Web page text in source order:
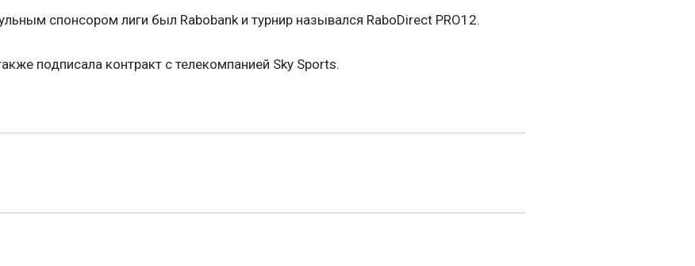
спонсором лиги был Rabobank и турнир назывался RaboDirect PRO12.
подписала контракт с телекомпанией Sky Sports.